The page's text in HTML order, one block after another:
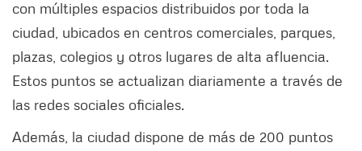
con múltiples espacios distribuidos por toda la
ciudad, ubicados en centros comerciales, parques,
plazas, colegios y otros lugares de alta afluencia.
Estos puntos se actualizan diariamente a través de
las redes sociales oficiales.
Además, la ciudad dispone de más de 200 puntos